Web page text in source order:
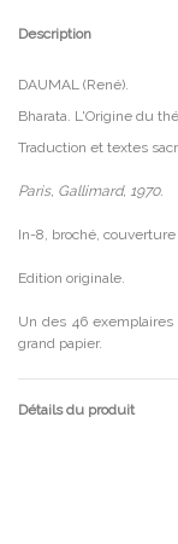
Description
DAUMAL (René).
Bharata. L'Origine du
Traduction et textes
Paris, Gallimard, 1970.
In-8, broché,
Edition originale.
Un des 46
grand papier.
Détails du produit